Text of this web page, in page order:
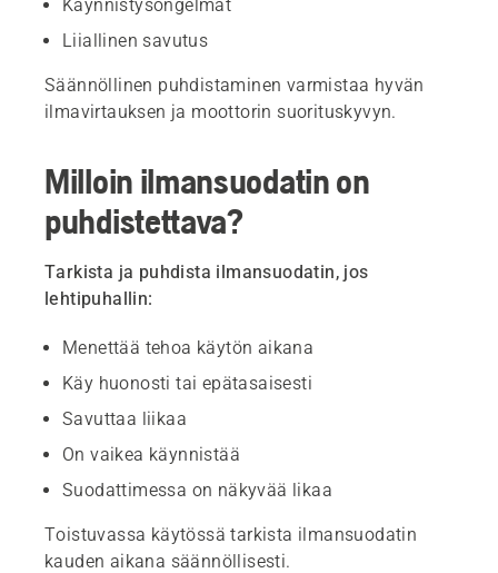
Käynnistysongelmat
Liiallinen savutus
Säännöllinen puhdistaminen varmistaa hyvän
ilmavirtauksen ja moottorin suorituskyvyn.
Milloin ilmansuodatin on
puhdistettava?
Tarkista ja puhdista ilmansuodatin, jos
lehtipuhallin:
Menettää tehoa käytön aikana
Käy huonosti tai epätasaisesti
Savuttaa liikaa
On vaikea käynnistää
Suodattimessa on näkyvää likaa
Toistuvassa käytössä tarkista ilmansuodatin
kauden aikana säännöllisesti.